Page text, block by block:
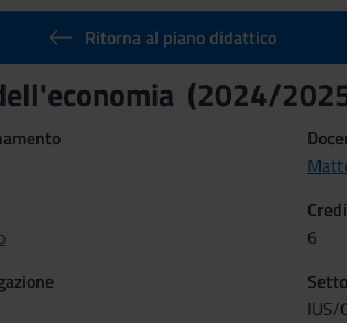
Ritorna al piano didattico
(2024/
6
IUS/